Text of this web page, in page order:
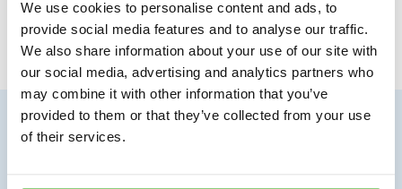
We use cookies to personalise content and ads, to
provide social media features and to analyse our traffic.
We also share information about your use of our site with
our social media, advertising and analytics partners who
may combine it with other information that you’ve
provided to them or that they’ve collected from your use
of their services.
Mit Bestellcode versehene Produkte, Gebinde
und/oder Farben sind in handelsüblichen Mengen ab
Lager verfügbar.
Verbrauchsrechner